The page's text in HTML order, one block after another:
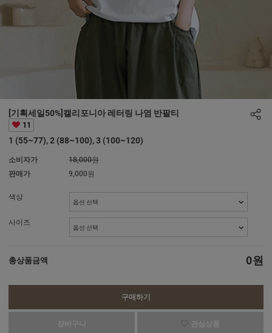
[기획세일50%]캘리포니아 레터링 나염 반팔티
11
1 (55~77), 2 (88~100), 3 (100~120)
소비자가
18,000원
판매가
9,000원
색상
사이즈
총상품금액 0원
구매하기
장바구니 관심상품